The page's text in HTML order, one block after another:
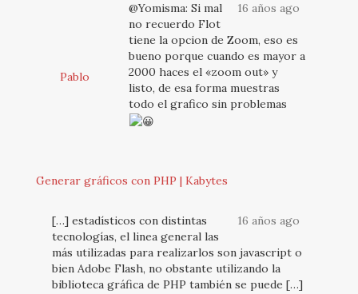
Pablo
16 años ago
@Yomisma: Si mal
no recuerdo Flot
tiene la opcion de Zoom, eso es
bueno porque cuando es mayor a
2000 haces el «zoom out» y
listo, de esa forma muestras
todo el grafico sin problemas
Generar gráficos con PHP | Kabytes
16 años ago
[…] estadísticos con distintas
tecnologías, el linea general las
más utilizadas para realizarlos son javascript o
bien Adobe Flash, no obstante utilizando la
biblioteca gráfica de PHP también se puede […]